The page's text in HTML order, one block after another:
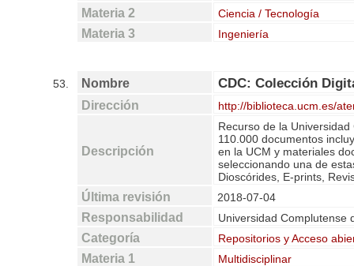
Materia 2 Ciencia / Tecnología
Materia 3 Ingeniería
53. Nombre CDC: Colección
Dirección http://biblioteca.ucm.es/
Descripción
Recurso de la
110.000 documentos
en la UCM y materiales
seleccionando una de
Dioscórides, E-prints,
Última revisión 2018-07-04
Responsabilidad Universidad Complutense
Categoría Repositorios y Acceso
Materia 1 Multidisciplinar